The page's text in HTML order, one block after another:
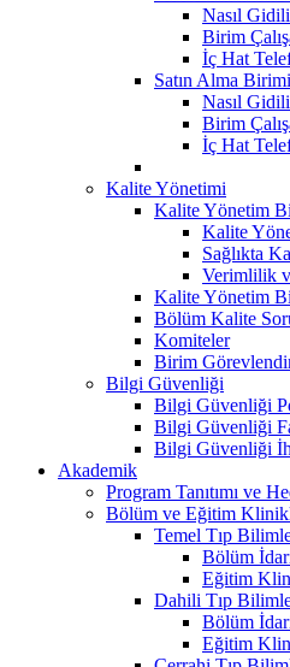
Nasıl
Birim
İç Hat
Satın Alma Birimi
Nasıl
Birim
İç Hat
Kalite Yönetimi
Kalite Yönetim
Kalite
Sağlıkta
Verimlilik
Kalite Yönetim
Bölüm Kalite
Komiteler
Birim
Bilgi Güvenliği
Bilgi Güvenliği
Bilgi Güvenliği
Bilgi Güvenliği
Akademik
Program Tanıtımı ve
Bölüm ve Eğitim
Temel Tıp
Bölüm
Eğitim
Dahili Tıp
Bölüm
Eğitim